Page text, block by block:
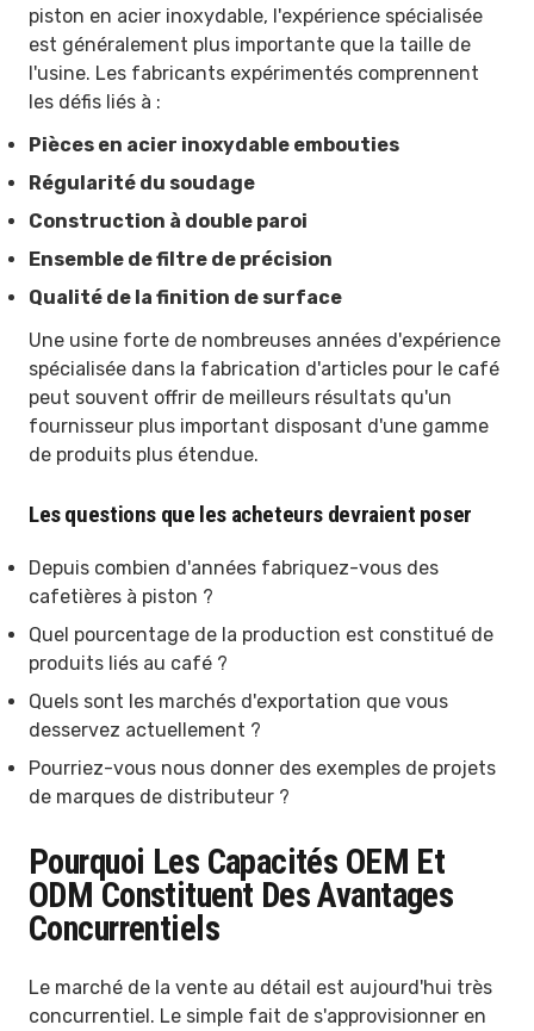
piston en acier inoxydable, l'expérience spécialisée
est généralement plus importante que la taille de
l'usine. Les fabricants expérimentés comprennent
les défis liés à :
Pièces en acier inoxydable embouties
Régularité du soudage
Construction à double paroi
Ensemble de filtre de précision
Qualité de la finition de surface
Une usine forte de nombreuses années d'expérience
spécialisée dans la fabrication d'articles pour le café
peut souvent offrir de meilleurs résultats qu'un
fournisseur plus important disposant d'une gamme
de produits plus étendue.
Les questions que les acheteurs devraient poser
Depuis combien d'années fabriquez-vous des
cafetières à piston ?
Quel pourcentage de la production est constitué de
produits liés au café ?
Quels sont les marchés d'exportation que vous
desservez actuellement ?
Pourriez-vous nous donner des exemples de projets
de marques de distributeur ?
Pourquoi Les Capacités OEM Et
ODM Constituent Des Avantages
Concurrentiels
Le marché de la vente au détail est aujourd'hui très
concurrentiel. Le simple fait de s'approvisionner en